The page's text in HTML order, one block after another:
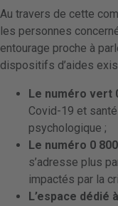
Au travers de cette
les personnes
entourage proche à
dispositifs d’aides
Le numéro vert
Covid-19 et
psychologique ;
Le numéro 0
s’adresse plus
impactés par la
L’espace dédié